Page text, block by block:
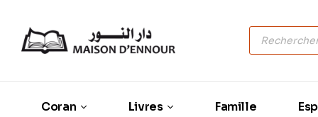
Coran Livres Famille